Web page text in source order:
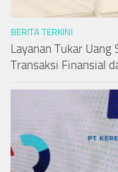
BERITA TERKINI
Layanan Tukar Uang
Transaksi Finansial